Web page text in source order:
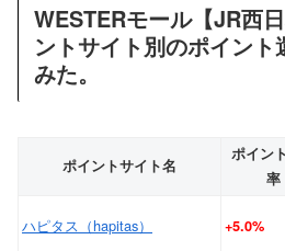
WESTERモール【JR西
ントサイト別のポイン
みた。
ポイントサイト名
ポイン
率
ハピタス（hapitas） +5.0%